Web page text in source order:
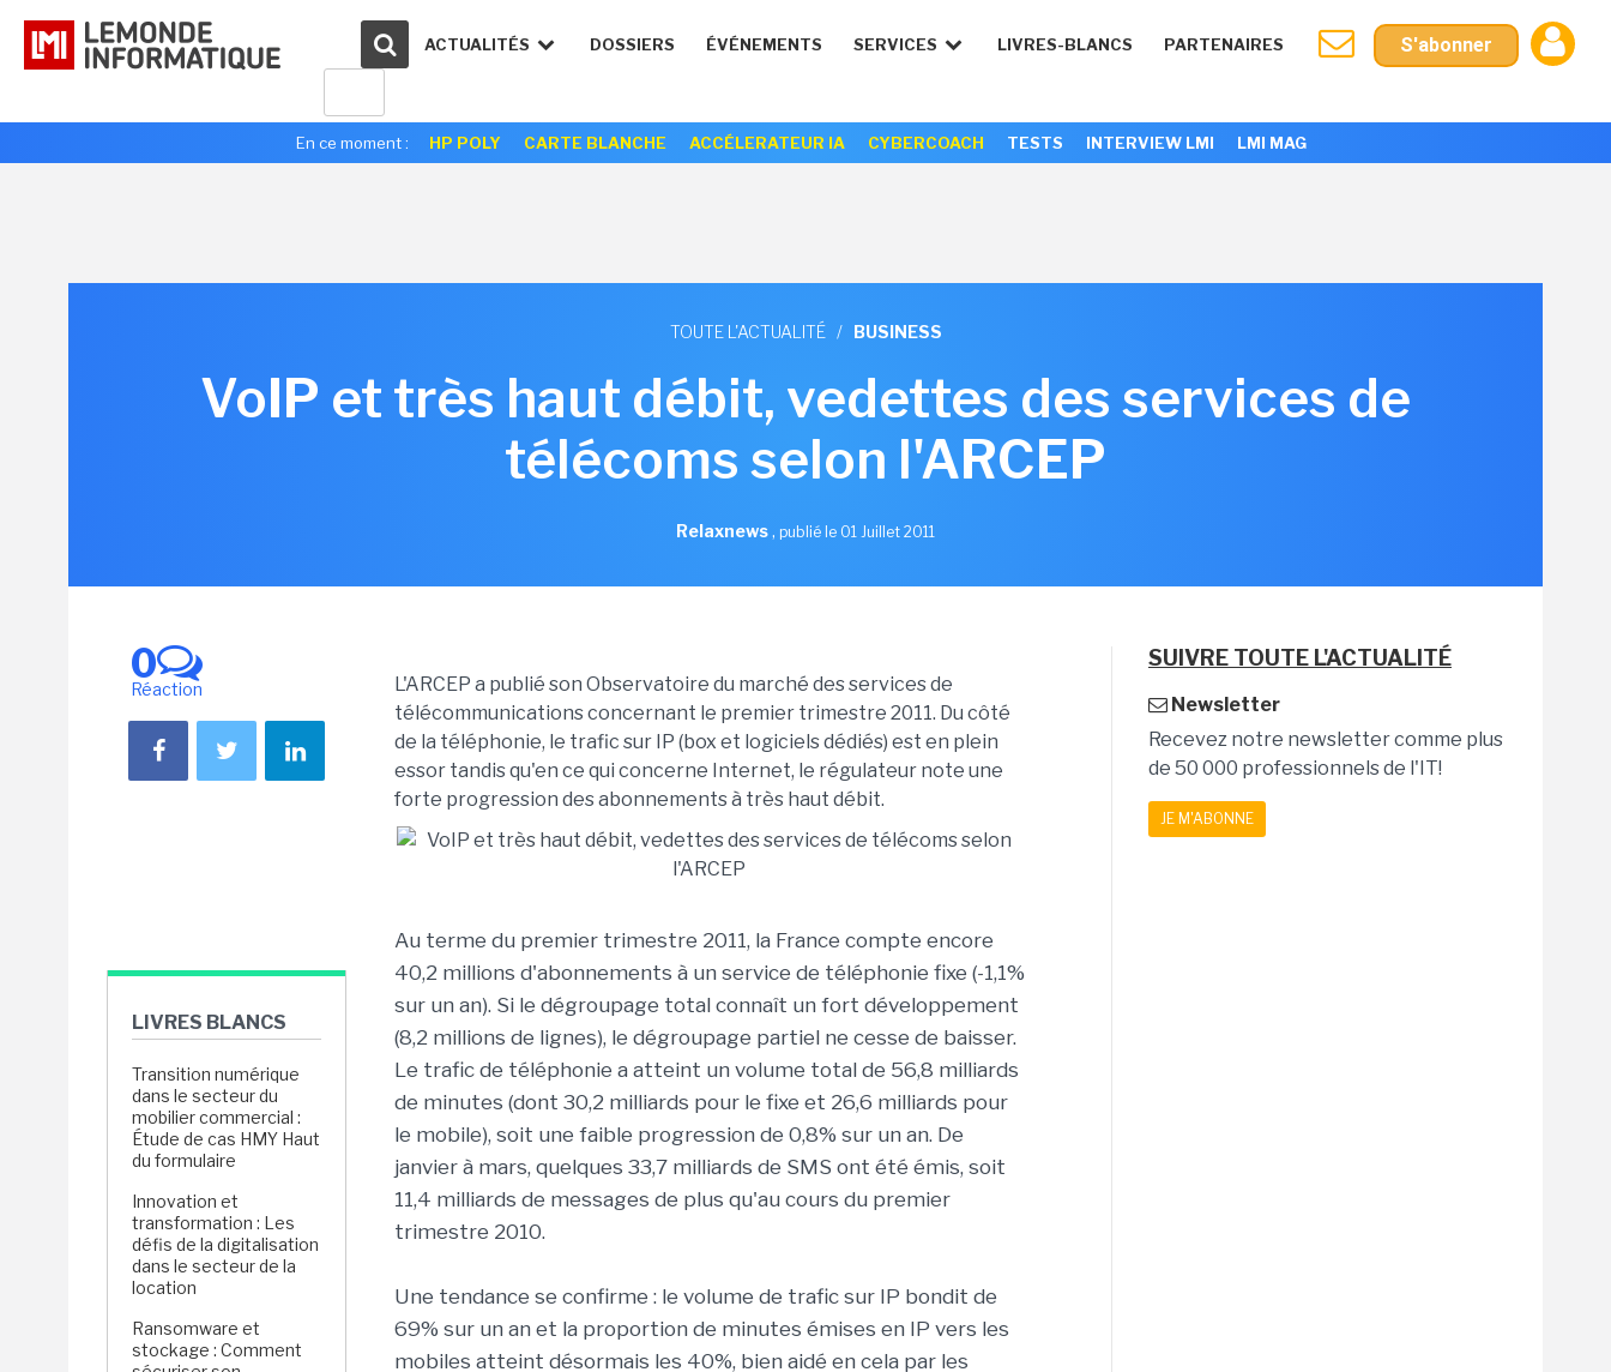
ACTUALITÉS DOSSIERS ÉVÉNEMENTS SERVICES LIVRES-BLANCS PARTENAIRES S'abonner
En ce moment : HP POLY CARTE BLANCHE ACCÉLERATEUR IA CYBERCOACH TESTS INTERVIEW LMI LMI MAG
TOUTE L'ACTUALITÉ / BUSINESS
VoIP et très haut débit, vedettes des services de
télécoms selon l'ARCEP
Relaxnews, publié le 01 Juillet 2011
0
Réaction
LIVRES BLANCS
Transition numérique
dans le secteur du
mobilier commercial :
Étude de cas HMY Haut
du formulaire
Innovation et
transformation : Les
défis de la digitalisation
dans le secteur de la
location
Ransomware et
stockage : Comment
L'ARCEP a publié son Observatoire du marché des services de
télécommunications concernant le premier trimestre 2011. Du côté
de la téléphonie, le trafic sur IP (box et logiciels dédiés) est en plein
essor tandis qu'en ce qui concerne Internet, le régulateur note une
forte progression des abonnements à très haut débit.
Au terme du premier trimestre 2011, la France compte encore
40,2 millions d'abonnements à un service de téléphonie fixe (-1,1%
sur un an). Si le dégroupage total connaît un fort développement
(8,2 millions de lignes), le dégroupage partiel ne cesse de baisser.
Le trafic de téléphonie a atteint un volume total de 56,8 milliards
de minutes (dont 30,2 milliards pour le fixe et 26,6 milliards pour
le mobile), soit une faible progression de 0,8% sur un an. De
janvier à mars, quelques 33,7 milliards de SMS ont été émis, soit
11,4 milliards de messages de plus qu'au cours du premier
trimestre 2010.
Une tendance se confirme : le volume de trafic sur IP bondit de
69% sur un an et la proportion de minutes émises en IP vers les
mobiles atteint désormais les 40%, bien aidé en cela par les
SUIVRE TOUTE L'ACTUALITÉ
Newsletter
Recevez notre newsletter comme plus
de 50 000 professionnels de l'IT!
JE M'ABONNE